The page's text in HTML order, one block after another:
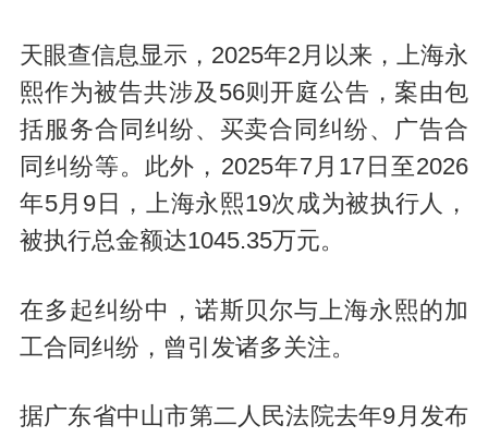
天眼查信息显示，2025年2月以来，上海永
熙作为被告共涉及56则开庭公告，案由包
括服务合同纠纷、买卖合同纠纷、广告合
同纠纷等。此外，2025年7月17日至2026
年5月9日，上海永熙19次成为被执行人，
被执行总金额达1045.35万元。
在多起纠纷中，诺斯贝尔与上海永熙的加
工合同纠纷，曾引发诸多关注。
据广东省中山市第二人民法院去年9月发布